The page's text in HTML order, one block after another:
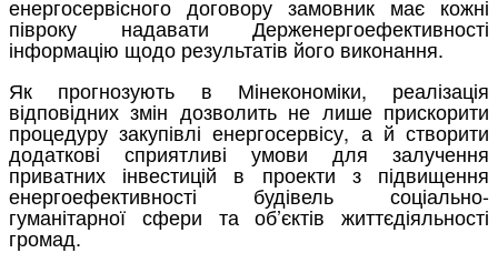
енергосервісного договору замовник має кожні
півроку надавати Держенергоефективності
інформацію щодо результатів його виконання.
Як прогнозують в Мінекономіки, реалізація
відповідних змін дозволить не лише прискорити
процедуру закупівлі енергосервісу, а й створити
додаткові сприятливі умови для залучення
приватних інвестицій в проекти з підвищення
енергоефективності будівель соціально-
гуманітарної сфери та об’єктів життєдіяльності
громад.